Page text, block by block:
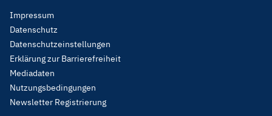
Footer
Menu
Legal
Impressum
Datenschutz
Datenschutzeinstellungen
Erklärung zur Barrierefreiheit
Mediadaten
Nutzungsbedingungen
Newsletter Registrierung